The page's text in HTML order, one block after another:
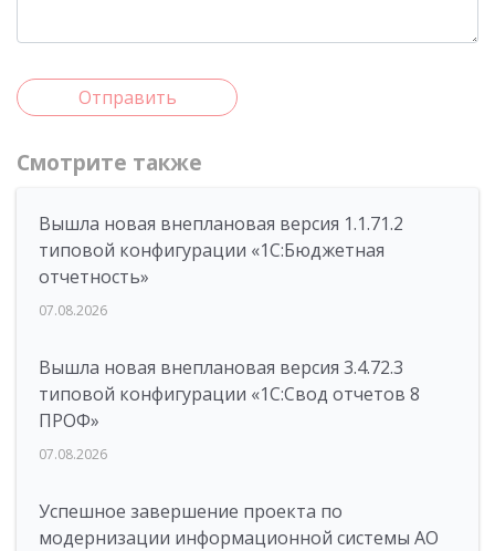
Отправить
Смотрите также
Вышла новая внеплановая версия 1.1.71.2
типовой конфигурации «1C:Бюджетная
отчетность»
07.08.2026
Вышла новая внеплановая версия 3.4.72.3
типовой конфигурации «1C:Свод отчетов 8
ПРОФ»
07.08.2026
Успешное завершение проекта по
модернизации информационной системы АО